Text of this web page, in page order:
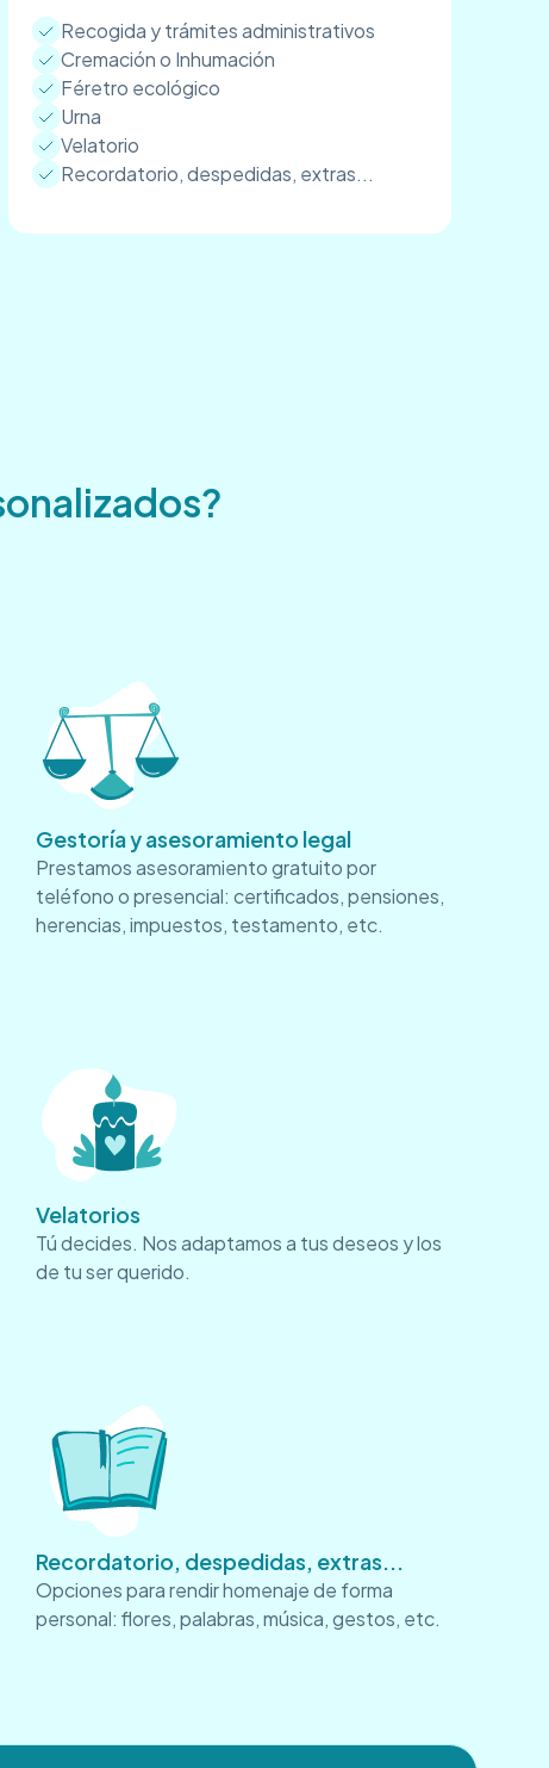
Recogida y trámites administrativos
Cremación o Inhumación
Féretro ecológico
Urna
Velatorio
Recordatorio, despedidas, extras...
Gestoría y asesoramiento legal
Prestamos asesoramiento gratuito por
teléfono o presencial: certificados, pensiones,
herencias, impuestos, testamento, etc.
Velatorios
Tú decides. Nos adaptamos a tus deseos y los
de tu ser querido.
Recordatorio, despedidas, extras...
Opciones para rendir homenaje de forma
personal: flores, palabras, música, gestos, etc.